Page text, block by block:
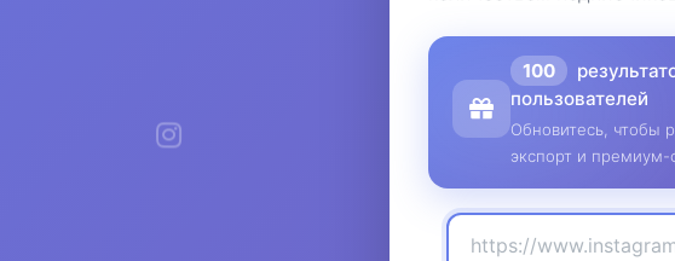
100
пользователей
Обновитесь, чтобы
экспорт и премиум-